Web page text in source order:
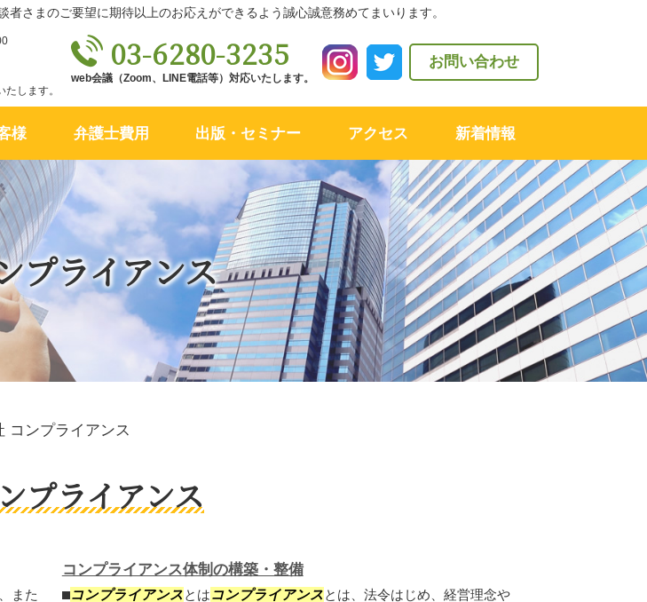
プライアンス
さまのご要望に期待以上のお応えができるよう誠心誠意務めてまいります。
します。
03-6280-3235
web会議（Zoom、LINE電話等）対応いたします。
お問い合わせ
様 弁護士費用 出版・セミナー アクセス 新着情報
コンプライアンス
プライアンス
また
コンプライアンス体制の構築・整備
⬛︎コンプライアンスとはコンプライアンスとは、法令はじめ、経営理念や